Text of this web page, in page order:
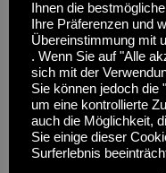
und
Kein
Sie haben
Ihnen die
Ihre Präferenzen und
Übereinstimmung mit
. Wenn Sie auf "Alle
sich mit der
Sie können jedoch die
um eine kontrollierte
auch die Möglichkeit,
Sie einige dieser
Surferlebnis